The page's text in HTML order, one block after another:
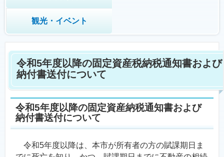
観光・イベント
令和5年度以降の固定資産税納税通知書および
納付書送付について
令和5年度以降の固定資産納税通知書および
納付書送付について
令和5年度以降は、本市が所有者の方の賦課期日ま